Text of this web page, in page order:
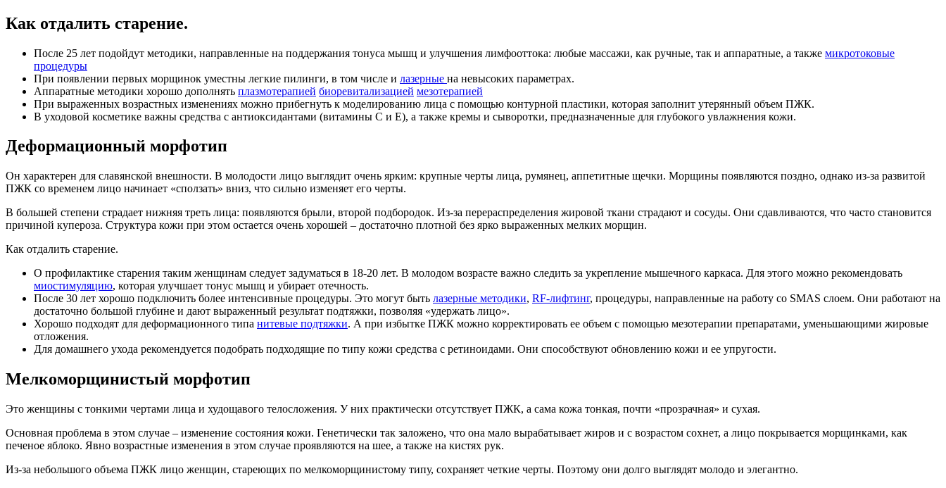
Как отдалить старение.
После 25 лет подойдут методики, направленные на поддержания тонуса мышц и улучшения лимфооттока: любые массажи, как ручные, так и аппаратные, а также микротоковые
процедуры
При появлении первых морщинок уместны легкие пилинги, в том числе и лазерные на невысоких параметрах.
Аппаратные методики хорошо дополнять плазмотерапией биоревитализацией мезотерапией
При выраженных возрастных изменениях можно прибегнуть к моделированию лица с помощью контурной пластики, которая заполнит утерянный объем ПЖК.
В уходовой косметике важны средства с антиоксидантами (витамины С и Е), а также кремы и сыворотки, предназначенные для глубокого увлажнения кожи.
Деформационный морфотип
Он характерен для славянской внешности. В молодости лицо выглядит очень ярким: крупные черты лица, румянец, аппетитные щечки. Морщины появляются поздно, однако из-за развитой
ПЖК со временем лицо начинает «сползать» вниз, что сильно изменяет его черты.
В большей степени страдает нижняя треть лица: появляются брыли, второй подбородок. Из-за перераспределения жировой ткани страдают и сосуды. Они сдавливаются, что часто становится
причиной купероза. Структура кожи при этом остается очень хорошей – достаточно плотной без ярко выраженных мелких морщин.
Как отдалить старение.
О профилактике старения таким женщинам следует задуматься в 18-20 лет. В молодом возрасте важно следить за укрепление мышечного каркаса. Для этого можно рекомендовать
миостимуляцию, которая улучшает тонус мышц и убирает отечность.
После 30 лет хорошо подключить более интенсивные процедуры. Это могут быть лазерные методики, RF-лифтинг, процедуры, направленные на работу со SMAS слоем. Они работают на
достаточно большой глубине и дают выраженный результат подтяжки, позволяя «удержать лицо».
Хорошо подходят для деформационного типа нитевые подтяжки. А при избытке ПЖК можно корректировать ее объем с помощью мезотерапии препаратами, уменьшающими жировые
отложения.
Для домашнего ухода рекомендуется подобрать подходящие по типу кожи средства с ретиноидами. Они способствуют обновлению кожи и ее упругости.
Мелкоморщинистый морфотип
Это женщины с тонкими чертами лица и худощавого телосложения. У них практически отсутствует ПЖК, а сама кожа тонкая, почти «прозрачная» и сухая.
Основная проблема в этом случае – изменение состояния кожи. Генетически так заложено, что она мало вырабатывает жиров и с возрастом сохнет, а лицо покрывается морщинками, как
печеное яблоко. Явно возрастные изменения в этом случае проявляются на шее, а также на кистях рук.
Из-за небольшого объема ПЖК лицо женщин, стареющих по мелкоморщинистому типу, сохраняет четкие черты. Поэтому они долго выглядят молодо и элегантно.